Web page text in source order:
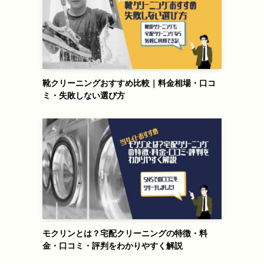
靴クリーニングおすすめ比較｜料金相場・口コ
ミ・失敗しない選び方
モクリンとは？宅配クリーニングの特徴・料
金・口コミ・評判をわかりやすく解説